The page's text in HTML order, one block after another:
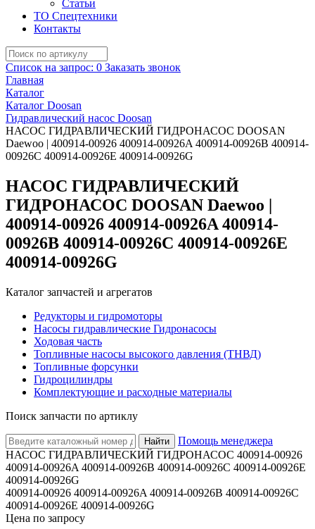
Статьи
ТО Спецтехники
Контакты
Список на запрос: 0 Заказать звонок
Главная
Каталог
Каталог Doosan
Гидравлический насос Doosan
НАСОС ГИДРАВЛИЧЕСКИЙ ГИДРОНАСОС DOOSAN
Daewoo | 400914-00926 400914-00926A 400914-00926B 400914-
00926C 400914-00926E 400914-00926G
НАСОС ГИДРАВЛИЧЕСКИЙ
ГИДРОНАСОС DOOSAN Daewoo |
400914-00926 400914-00926A 400914-
00926B 400914-00926C 400914-00926E
400914-00926G
Каталог запчастей и агрегатов
Редукторы и гидромоторы
Насосы гидравлические Гидронасосы
Ходовая часть
Топливные насосы высокого давления (ТНВД)
Топливные форсунки
Гидроцилиндры
Комплектующие и расходные материалы
Поиск запчасти по артиклу
Найти
Помощь менеджера
НАСОС ГИДРАВЛИЧЕСКИЙ ГИДРОНАСОС 400914-00926
400914-00926A 400914-00926B 400914-00926C 400914-00926E
400914-00926G
400914-00926 400914-00926A 400914-00926B 400914-00926C
400914-00926E 400914-00926G
Цена по запросу